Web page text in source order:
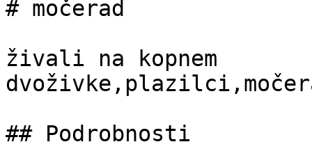
# močerad
živali na kopnem
## Podrobnosti